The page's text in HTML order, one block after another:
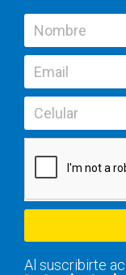
Al suscribirte